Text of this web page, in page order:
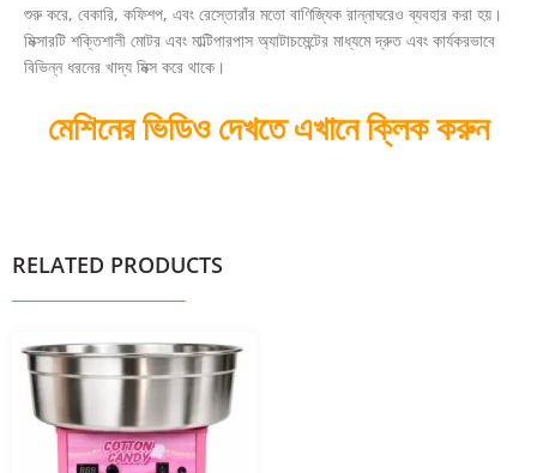
শুরু করে, বেকারি, কফিশপ, এবং রেস্তোরাঁর মতো বাণিজ্যিক রান্নাঘরেও ব্যবহার করা হয়।
মিক্সারটি শক্তিশালী মোটর এবং মাল্টিপারপাস অ্যাটাচমেন্টের মাধ্যমে দ্রুত এবং কার্যকরভাবে
বিভিন্ন ধরনের খাদ্য মিক্স করে থাকে।
মেশিনের ভিডিও দেখতে এখানে ক্লিক করুন
RELATED PRODUCTS